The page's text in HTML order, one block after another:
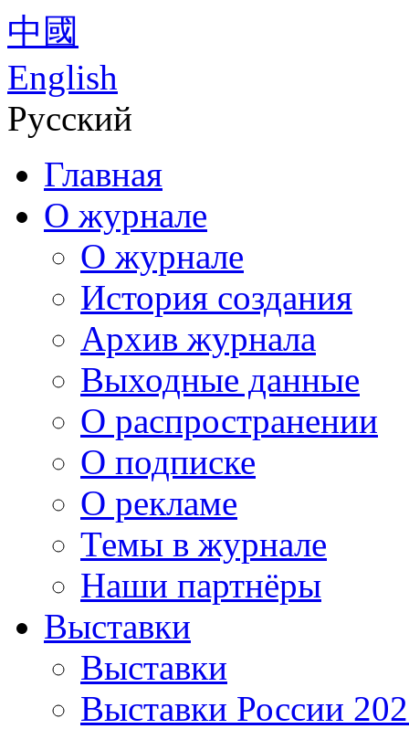
中國
English
Русский
Главная
О журнале
О журнале
История создания
Архив журнала
Выходные данные
О распространении
О подписке
О рекламе
Темы в журнале
Наши партнёры
Выставки
Выставки
Выставки России